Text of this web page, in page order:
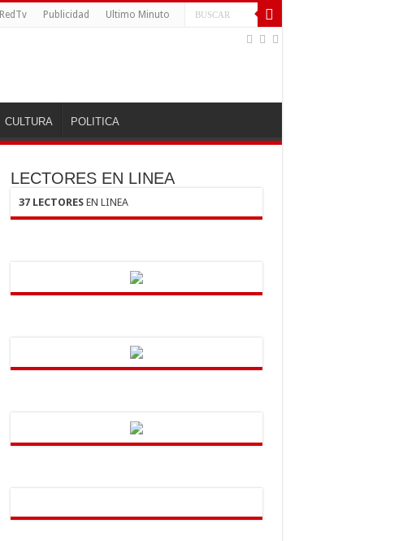
RedTv Publicidad Ultimo Minuto
CULTURA POLITICA
LECTORES EN LINEA
37 LECTORESEN LINEA